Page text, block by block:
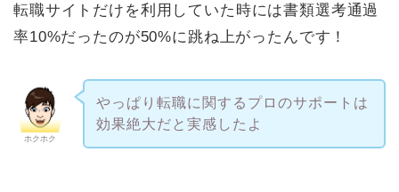
転職サイトだけを利用していた時には書類選考通過
率10%だったのが50%に跳ね上がったんです！
ホクホク
やっぱり転職に関するプロのサポートは
効果絶大だと実感したよ